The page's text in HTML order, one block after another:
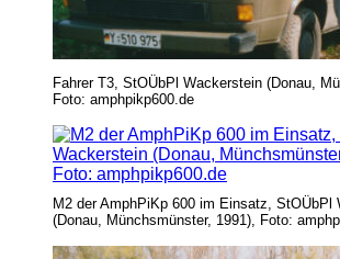
Fahrer T3, StOÜbPl Wackerstein (Donau,
Foto: amphpikp600.de
M2 der AmphPiKp 600 im Einsatz, StOÜbPl
(Donau, Münchsmünster, 1991), Foto: